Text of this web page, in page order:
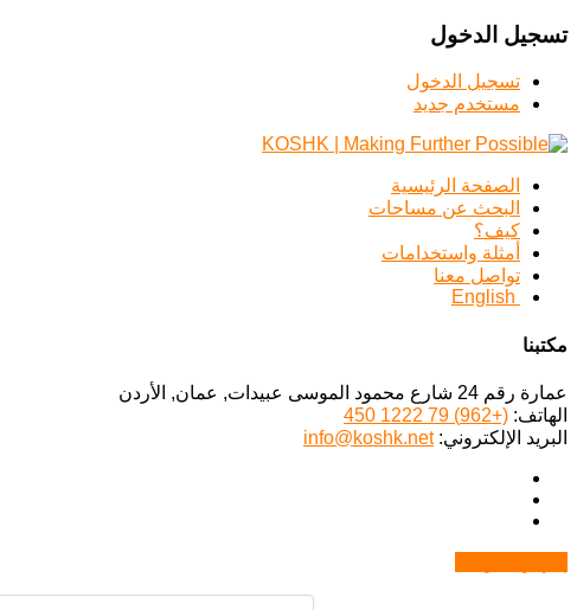
تسجيل الدخول
تسجيل الدخول
مستخدم جديد
الصفحة الرئيسية
البحث عن مساحات
كيف؟
أمثلة واستخدامات
تواصل معنا
English
مكتبنا
عمارة رقم 24 شارع محمود الموسى عبيدات, عمان, الأردن
الهاتف: (+962) 79 1222 450
البريد الإلكتروني:info@koshk.net